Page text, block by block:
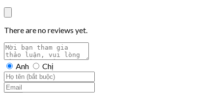
There are no reviews yet.
Anh Chị